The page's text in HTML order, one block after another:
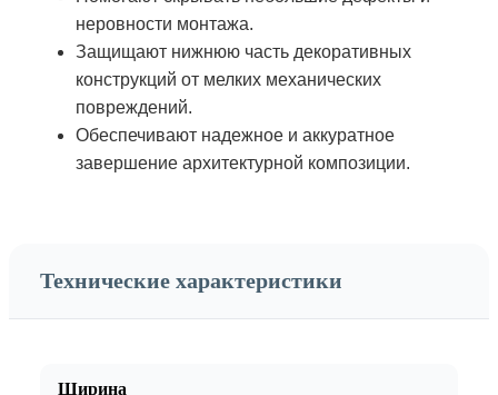
неровности монтажа.
Защищают нижнюю часть декоративных
конструкций от мелких механических
повреждений.
Обеспечивают надежное и аккуратное
завершение архитектурной композиции.
Технические характеристики
Ширина